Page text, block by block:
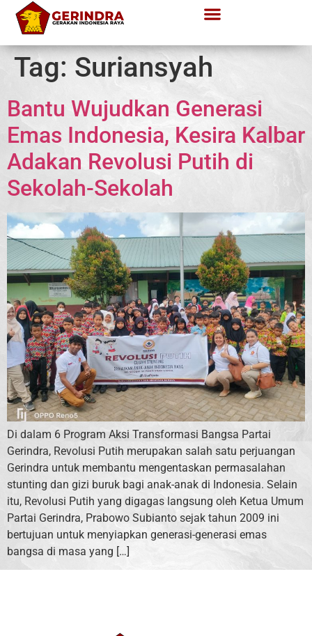
Tag: Suriansyah
Bantu Wujudkan Generasi
Emas Indonesia, Kesira Kalbar
Adakan Revolusi Putih di
Sekolah-Sekolah
Di dalam 6 Program Aksi Transformasi Bangsa Partai
Gerindra, Revolusi Putih merupakan salah satu perjuangan
Gerindra untuk membantu mengentaskan permasalahan
stunting dan gizi buruk bagi anak-anak di Indonesia. Selain
itu, Revolusi Putih yang digagas langsung oleh Ketua Umum
Partai Gerindra, Prabowo Subianto sejak tahun 2009 ini
bertujuan untuk menyiapkan generasi-generasi emas
bangsa di masa yang […]